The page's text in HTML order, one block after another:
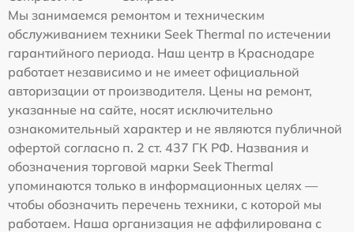
Мы занимаемся ремонтом и техническим
обслуживанием техники Seek Thermal по истечении
гарантийного периода. Наш центр в Краснодаре
работает независимо и не имеет официальной
авторизации от производителя. Цены на ремонт,
указанные на сайте, носят исключительно
ознакомительный характер и не являются публичной
офертой согласно п. 2 ст. 437 ГК РФ. Названия и
обозначения торговой марки Seek Thermal
упоминаются только в информационных целях —
чтобы обозначить перечень техники, с которой мы
работаем. Наша организация не аффилирована с